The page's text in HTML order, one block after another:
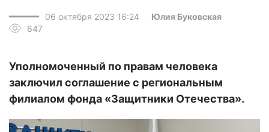
06 октября 2023 16:24
Юлия Буковская
647
Уполномоченный по правам человека
заключил соглашение с региональным
филиалом фонда «Защитники Отечества».